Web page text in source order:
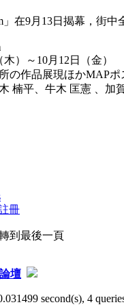
」在9月13日揭幕，
）～10月12日（金）
の作品展現ほかMAP
楠平、牛木 匡憲 、加
冊
到最後一頁
壇
second(s), 4